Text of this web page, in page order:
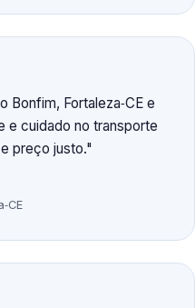
Bonfim, Fortaleza‑CE e
e cuidado no transporte
preço justo.